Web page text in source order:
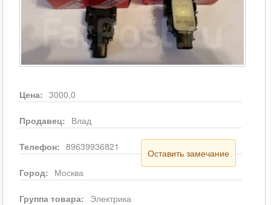
Цена: 3000,0
Продавец: Влад
Телефон: 89639936821
Оставить замечание
Город: Москва
Группа товара: Электрика